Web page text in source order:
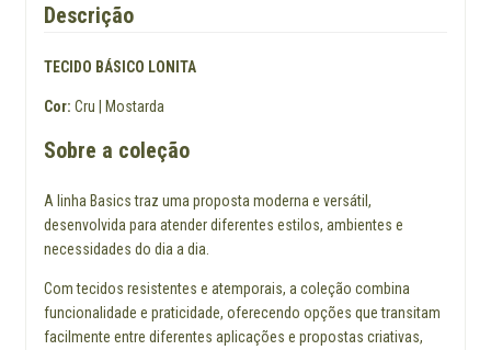
Descrição
TECIDO BÁSICO LONITA
Cor: Cru | Mostarda
Sobre a coleção
A linha Basics traz uma proposta moderna e versátil,
desenvolvida para atender diferentes estilos, ambientes e
necessidades do dia a dia.
Com tecidos resistentes e atemporais, a coleção combina
funcionalidade e praticidade, oferecendo opções que transitam
facilmente entre diferentes aplicações e propostas criativas,